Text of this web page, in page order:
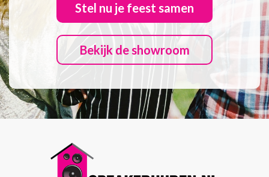
Stel nu je feest samen
Bekijk de showroom